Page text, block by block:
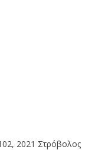
2021 Στρόβολος